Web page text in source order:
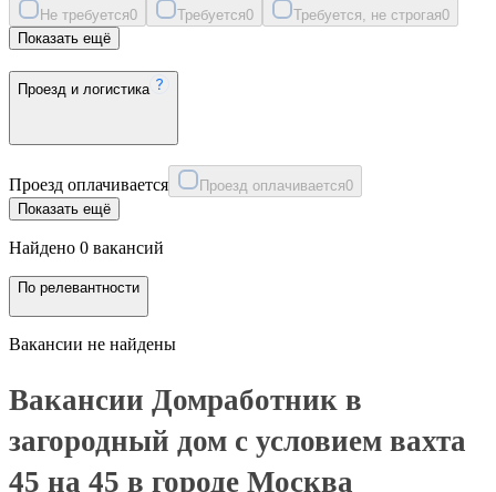
Не требуется0 Требуется0 Требуется, не строгая0
Показать ещё
Проезд и логистика
Проезд оплачивается Проезд оплачивается0
Показать ещё
Найдено 0 вакансий
По релевантности
Вакансии не найдены
Вакансии Домработник в
загородный дом с условием вахта
45 на 45 в городе Москва